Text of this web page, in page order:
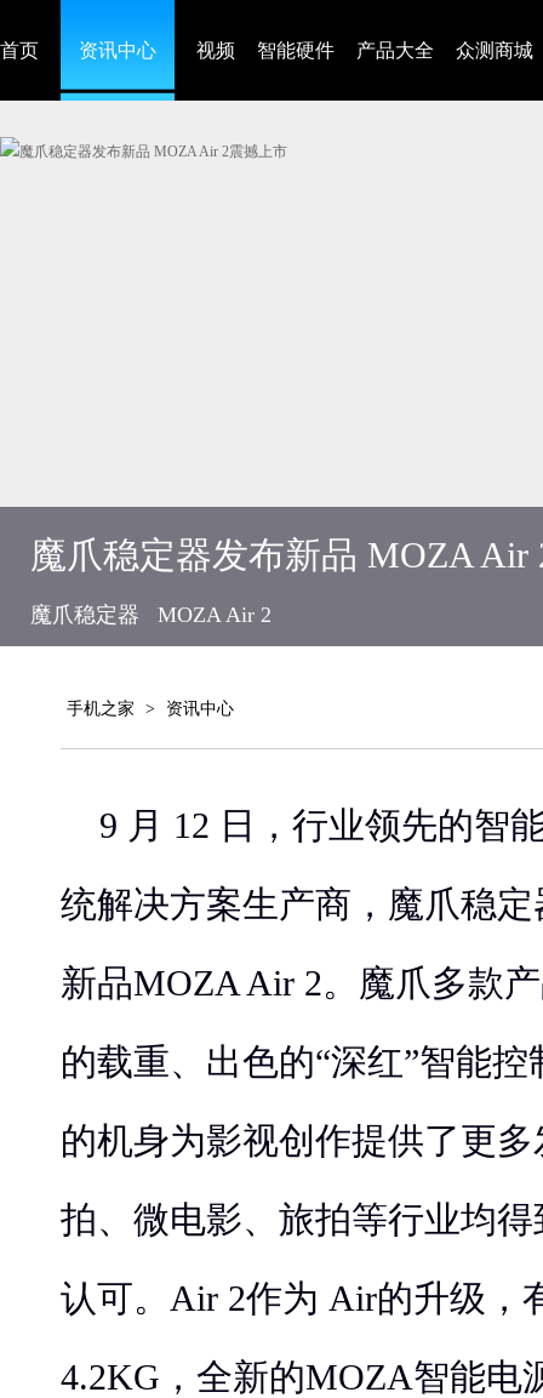
首页 资讯中心 视频 智能硬件 产品大全 众测商城
魔爪稳定器发布新品 MOZA Air
魔爪稳定器 MOZA Air 2
手机之家 > 资讯中心
9 月 12 日，行业领先的智
统解决方案生产商，魔爪稳
新品MOZA Air 2。魔爪多款
的载重、出色的“深红”智能
的机身为影视创作提供了更
拍、微电影、旅拍等行业均
认可。Air 2作为 Air的升级，
4.2KG，全新的MOZA智能电